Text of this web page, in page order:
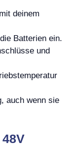
deinem
Batterien ein.
und
auch wenn sie